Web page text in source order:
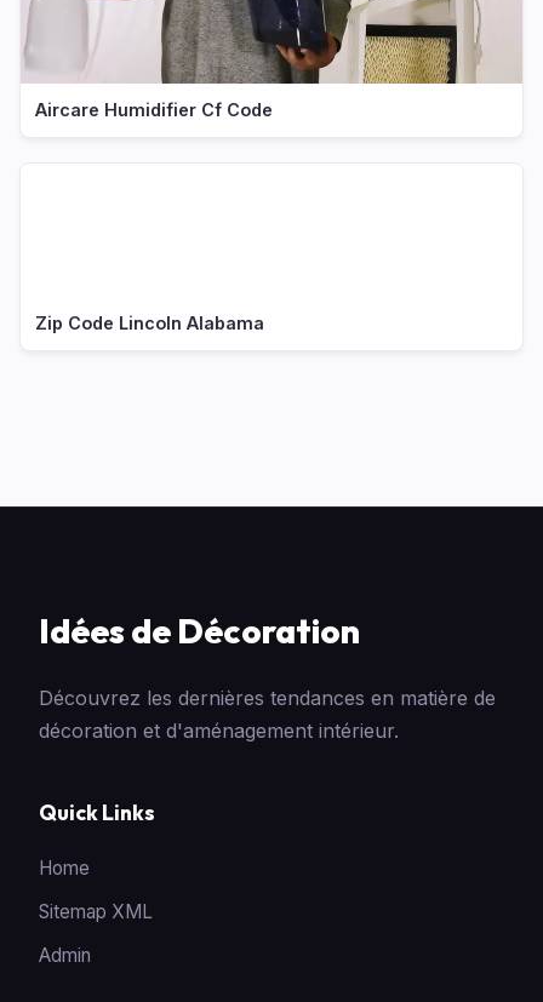
Aircare Humidifier Cf Code
Zip Code Lincoln Alabama
Idées de Décoration
Découvrez les dernières tendances en matière de
décoration et d'aménagement intérieur.
Quick Links
Home
Sitemap XML
Admin